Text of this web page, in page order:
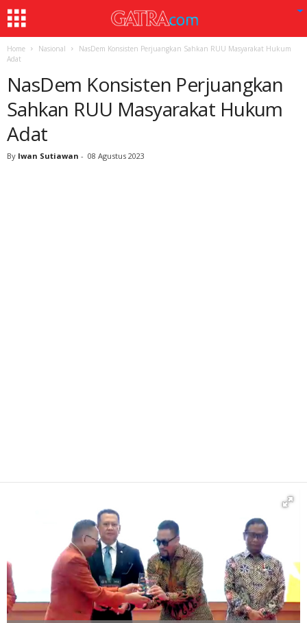
Home Nasional
NasDem Konsisten Perjuangkan Sahkan RUU Masyarakat Hukum
Adat
NasDem Konsisten Perjuangkan
Sahkan RUU Masyarakat Hukum
Adat
By Iwan Sutiawan - 08 Agustus 2023